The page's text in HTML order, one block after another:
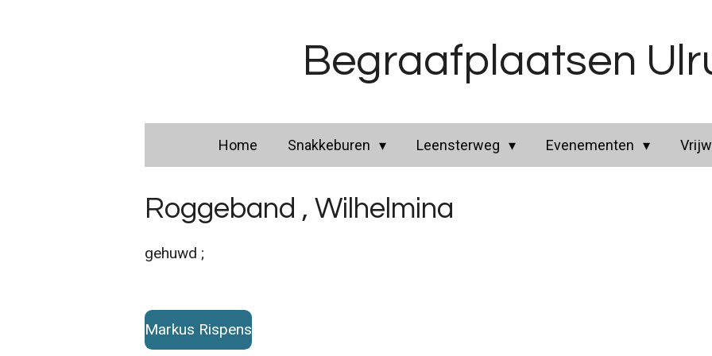
Begraafplaatsen
Home Snakkeburen Leensterweg Evenementen
Roggeband , Wilhelmina
gehuwd ;
Markus Rispens